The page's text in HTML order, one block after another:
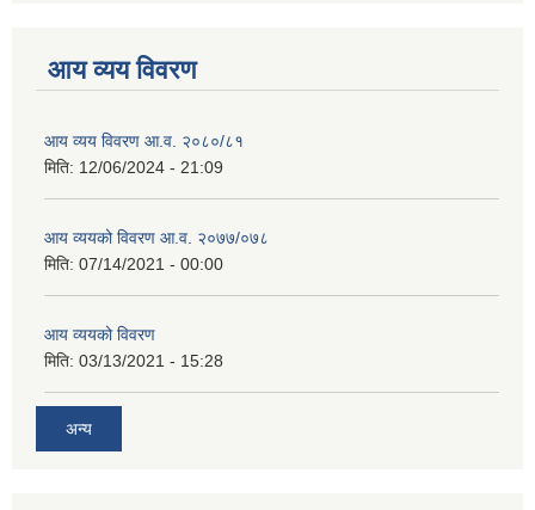
आय व्यय विवरण
आय व्यय विवरण आ.व. २०८०/८१
मिति: 12/06/2024 - 21:09
आय व्ययको विवरण आ.व. २०७७/०७८
मिति: 07/14/2021 - 00:00
आय व्ययको विवरण
मिति: 03/13/2021 - 15:28
अन्य